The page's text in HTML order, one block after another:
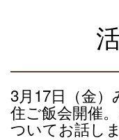
3月17日（金
住ご飯会開催
ついてお話し